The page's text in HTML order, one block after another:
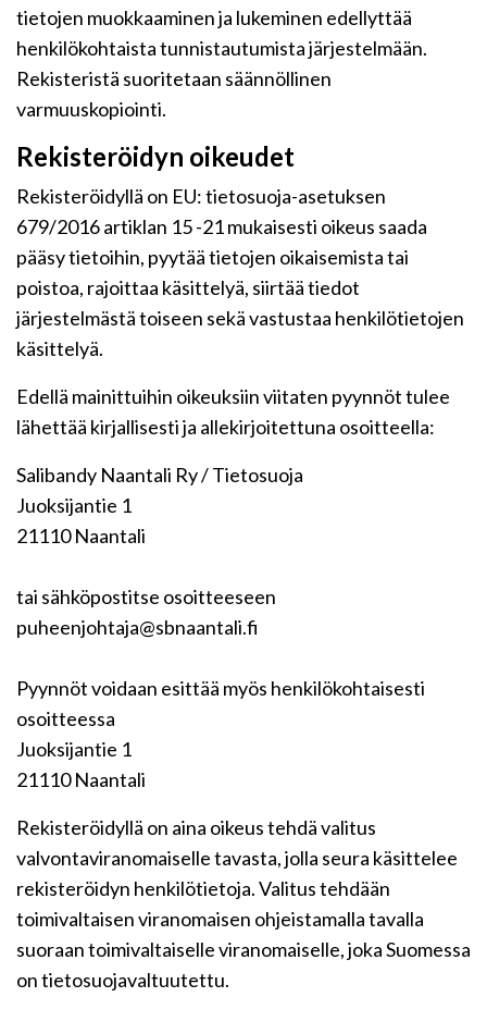
tietojen muokkaaminen ja lukeminen edellyttää
henkilökohtaista tunnistautumista järjestelmään.
Rekisteristä suoritetaan säännöllinen
varmuuskopiointi.
Rekisteröidyn oikeudet
Rekisteröidyllä on EU: tietosuoja-asetuksen
679/2016 artiklan 15 -21 mukaisesti oikeus saada
pääsy tietoihin, pyytää tietojen oikaisemista tai
poistoa, rajoittaa käsittelyä, siirtää tiedot
järjestelmästä toiseen sekä vastustaa henkilötietojen
käsittelyä.
Edellä mainittuihin oikeuksiin viitaten pyynnöt tulee
lähettää kirjallisesti ja allekirjoitettuna osoitteella:
Salibandy Naantali Ry / Tietosuoja
Juoksijantie 1
21110 Naantali
tai sähköpostitse osoitteeseen
puheenjohtaja@sbnaantali.fi
Pyynnöt voidaan esittää myös henkilökohtaisesti
osoitteessa
Juoksijantie 1
21110 Naantali
Rekisteröidyllä on aina oikeus tehdä valitus
valvontaviranomaiselle tavasta, jolla seura käsittelee
rekisteröidyn henkilötietoja. Valitus tehdään
toimivaltaisen viranomaisen ohjeistamalla tavalla
suoraan toimivaltaiselle viranomaiselle, joka Suomessa
on tietosuojavaltuutettu.